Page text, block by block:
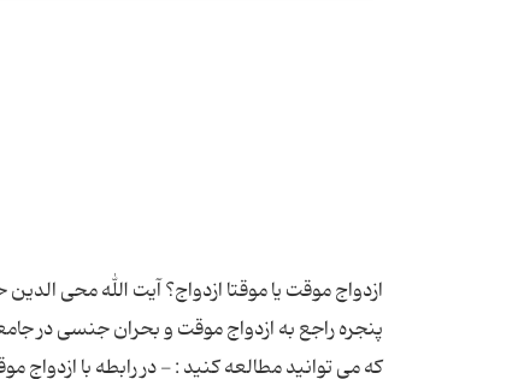
ازدواج موقت یا موقتا ازدواج؟ آیت الله محی
پنجره راجع به ازدواج موقت و بحران جنسی در
که می توانید مطالعه کنید : - در رابطه با